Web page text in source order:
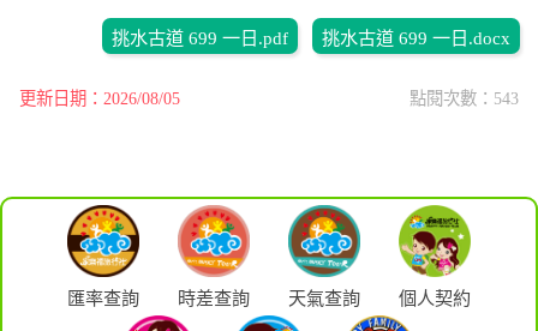
挑水古道 699 一日.pdf 挑水古道 699 一日.docx
更新日期：2026/08/05 點閱次數：543
匯率查詢 時差查詢 天氣查詢 個人契約